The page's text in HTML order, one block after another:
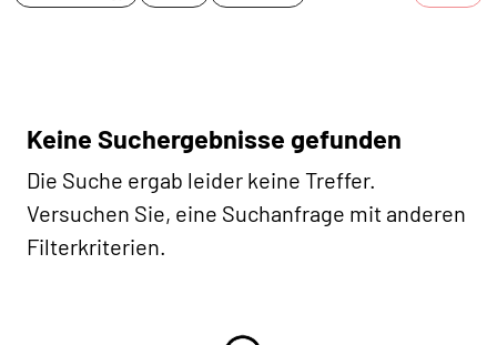
Keine Suchergebnisse gefunden
Die Suche ergab leider keine Treffer.
Versuchen Sie, eine Suchanfrage mit anderen
Filterkriterien.